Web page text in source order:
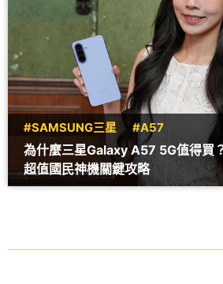
#SAMSUNG三星 #A57
為什麼三星Galaxy A57 5G值得買
超值國民神機關鍵攻略